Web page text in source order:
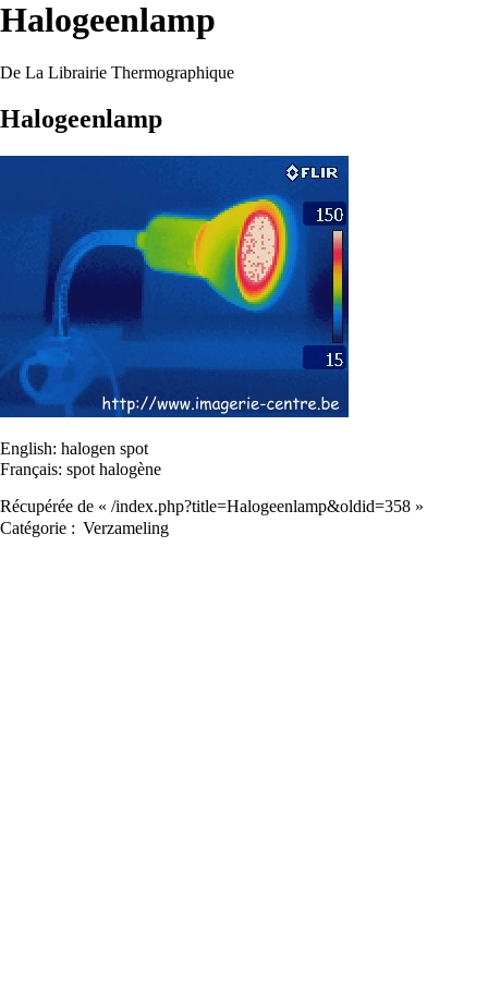
Halogeenlamp
De La Librairie Thermographique
Halogeenlamp
English: halogen spot
Français: spot halogène
Récupérée de « /index.php?title=Halogeenlamp&oldid=358 »
Catégorie : Verzameling